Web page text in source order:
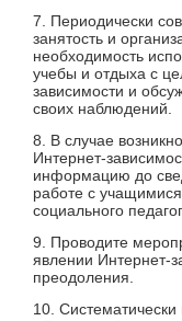
7. Периодически
занятость и
необходимость
учебы и отдыха с
зависимости и
своих наблюдений.
8. В случае
Интернет-
информацию до
работе с
социального
9. Проводите
явлении Интернет-
преодоления.
10.